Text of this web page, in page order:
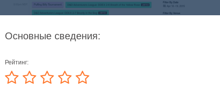
Основные сведения:
Рейтинг: